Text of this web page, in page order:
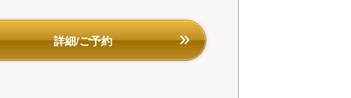
詳細/ご予約